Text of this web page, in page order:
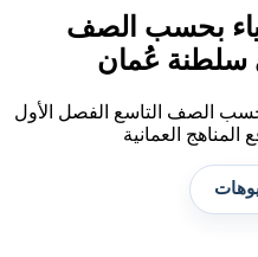
بحسب الصف
سلطنة عُمان
الصف التاسع الفصل الأول
العمانية